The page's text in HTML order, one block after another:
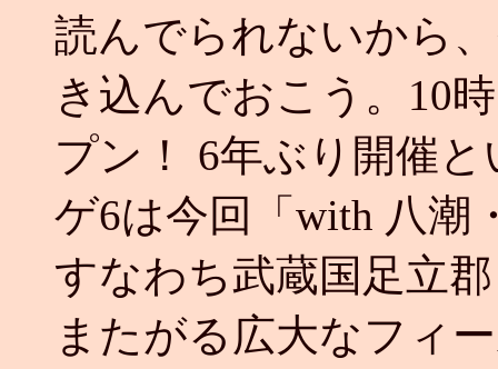
読んでられないから
き込んでおこう。10
プン！ 6年ぶり開催
ゲ6は今回「with 八潮
すなわち武蔵国足立
またがる広大なフィ